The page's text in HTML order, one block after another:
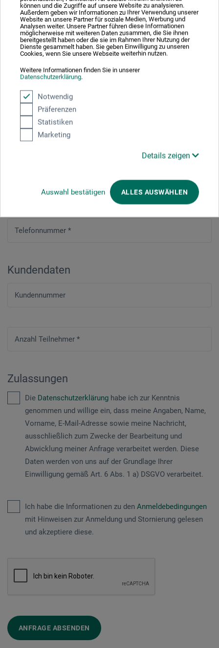
können und die Zugriffe auf unsere Website zu analysieren.
Außerdem geben wir Informationen zu Ihrer Verwendung unserer
Website an unsere Partner für soziale Medien, Werbung und
Analysen weiter. Unsere Partner führen diese Informationen
möglicherweise mit weiteren Daten zusammen, die Sie ihnen
bereitgestellt haben oder die sie im Rahmen Ihrer Nutzung der
Dienste gesammelt haben. Sie geben Einwilligung zu unseren
Cookies, wenn Sie unsere Webseite weiterhin nutzen.
Weitere Informationen finden Sie in unserer
Datenschutzerklärung.
Notwendig
Präferenzen
Statistiken
Marketing
Details zeigen
Auswahl bestätigen ALLES AUSWÄHLEN
Hausnummer*
Adresszusatz / Firma
PLZ*
Stadt
Telefonnummer *
Kundendaten
Kundennummer
Anzahl Teilnehmer *
Zulassungen
Die Datenschutzerklärung habe ich zur Kenntnis
genommen und willige ein, dass meine Angaben, Name,
Vorname, E-Mail-Adresse sowie meine Nachricht,
ausschließlich zum Zwecke der Bearbeitung und
Abwicklung meiner Anfrage verarbeitet werden. Diese
Daten werden von uns auf der Grundlage Ihrer
Einwilligung gemäß Art. 6 Abs. 1 a) DSGVO verarbeitet.
Ich habe die Informationen zu den Anmeldebedingungen
mit Hinweisen zur Anmeldung und Stornierung gelesen
und akzeptiere diese.
ANFRAGE ABSENDEN